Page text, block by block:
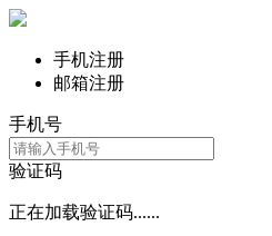
手机注册
邮箱注册
手机号
验证码
正在加载验证码......